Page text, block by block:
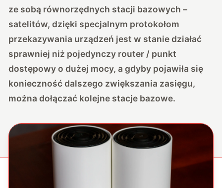
ze sobą równorzędnych stacji bazowych –
satelitów, dzięki specjalnym protokołom
przekazywania urządzeń jest w stanie działać
sprawniej niż pojedynczy router / punkt
dostępowy o dużej mocy, a gdyby pojawiła się
konieczność dalszego zwiększania zasięgu,
można dołączać kolejne stacje bazowe.